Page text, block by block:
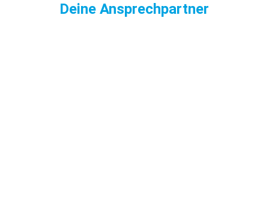
Deine Ansprechpartner